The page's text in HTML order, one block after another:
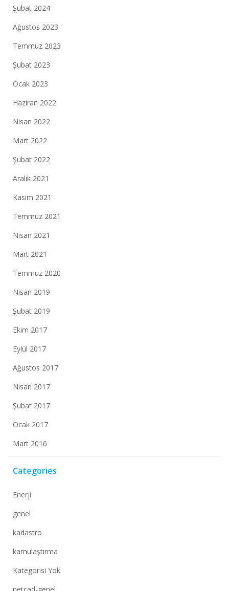
Şubat 2024
Ağustos 2023
Temmuz 2023
Şubat 2023
Ocak 2023
Haziran 2022
Nisan 2022
Mart 2022
Şubat 2022
Aralık 2021
Kasım 2021
Temmuz 2021
Nisan 2021
Mart 2021
Temmuz 2020
Nisan 2019
Şubat 2019
Ekim 2017
Eylül 2017
Ağustos 2017
Nisan 2017
Şubat 2017
Ocak 2017
Mart 2016
Categories
Enerji
genel
kadastro
kamulaştırma
Kategorisi Yok